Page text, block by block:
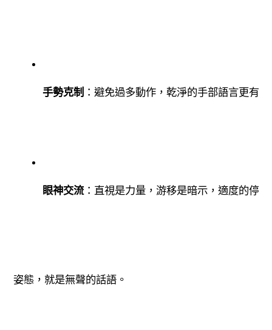
手勢克制 ：避免過多動作，乾淨的手部語言更有
眼神交流：直視是力量，游移是暗示，適度的停
姿態，就是無聲的話語。